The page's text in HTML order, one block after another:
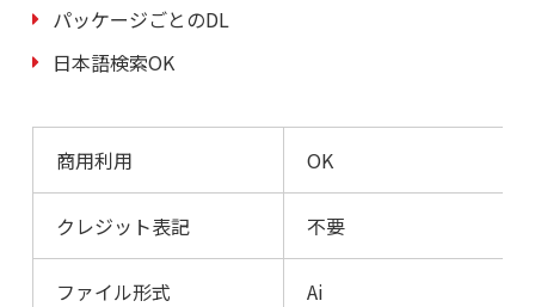
パッケージごとのDL
日本語検索OK
商用利用 OK
クレジット表記 不要
ファイル形式 Ai